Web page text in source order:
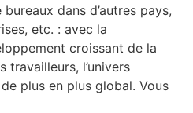
dans d’autres pays,
etc. : avec la
croissant de la
travailleurs, l’univers
plus en plus global. Vous